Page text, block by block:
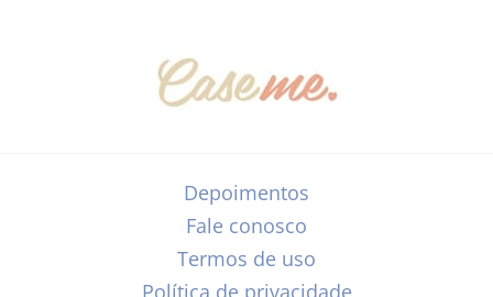
Depoimentos
Fale conosco
Termos de uso